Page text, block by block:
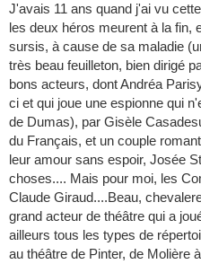
J'avais 11 ans quand j'ai vu
les deux héros meurent à la fin,
sursis, à cause de sa maladie
très beau feuilleton, bien dirigé
bons acteurs, dont Andréa
ci et qui joue une espionne qui
de Dumas), par Gisèle
du Français, et un couple
leur amour sans espoir, Josée
choses.... Mais pour moi, les
Claude Giraud....Beau,
grand acteur de théâtre qui a
ailleurs tous les types de
au théâtre de Pinter, de Molière